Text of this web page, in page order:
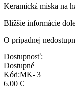
Keramická miska na
Bližšie informácie
O prípadnej
Dostupnosť:
Dostupné
Kód:MK- 3
6.00 €